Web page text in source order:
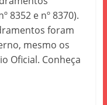
8352 e nº 8370).
foram
mesmo os
Oficial. Conheça